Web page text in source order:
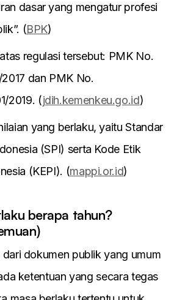
dasar yang mengatur profesi
(BPK)
regulasi tersebut: PMK No.
dan PMK No.
2019. (jdih.kemenkeu.go.id)
yang berlaku, yaitu Standar
(SPI) serta Kode Etik
(KEPI). (mappi.or.id)
berapa tahun?
dokumen publik yang umum
ketentuan yang secara tegas